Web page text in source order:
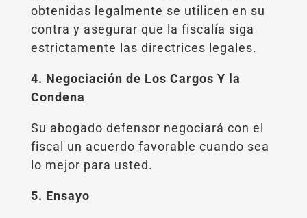
obtenidas legalmente se utilicen en su
contra y asegurar que la fiscalía siga
estrictamente las directrices legales.
4. Negociación de Los Cargos Y la
Condena
Su abogado defensor negociará con el
fiscal un acuerdo favorable cuando sea
lo mejor para usted.
5. Ensayo